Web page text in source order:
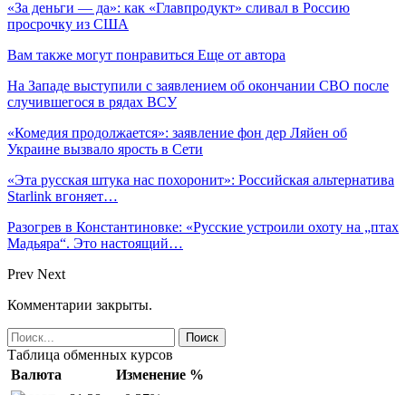
«За деньги — да»: как «Главпродукт» сливал в Россию
просрочку из США
Вам также могут понравиться Еще от автора
На Западе выступили с заявлением об окончании СВО после
случившегося в рядах ВСУ
«Комедия продолжается»: заявление фон дер Ляйен об
Украине вызвало ярость в Сети
«Эта русская штука нас похоронит»: Российская альтернатива
Starlink вгоняет…
Разогрев в Константиновке: «Русские устроили охоту на „птах
Мадьяра“. Это настоящий…
Prev Next
Комментарии закрыты.
Таблица обменных курсов
Валюта
Изменение %